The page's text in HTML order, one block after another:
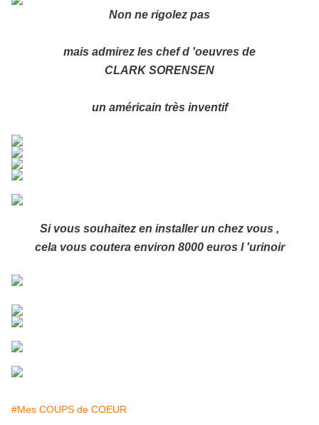
Non ne rigolez pas
mais admirez les chef d 'oeuvres de
CLARK SORENSEN
un américain très inventif
Si vous souhaitez en installer un chez vous ,
cela vous coutera environ 8000 euros l 'urinoir
#Mes COUPS de COEUR